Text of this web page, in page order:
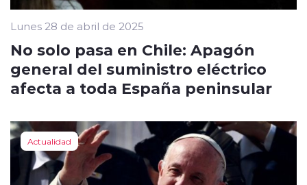
Lunes 28 de abril de 2025
No solo pasa en Chile: Apagón
general del suministro eléctrico
afecta a toda España peninsular
Actualidad